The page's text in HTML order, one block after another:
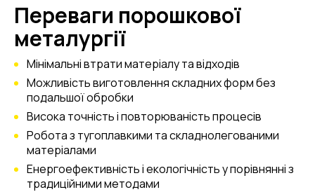
Переваги порошкової
металургії
Мінімальні втрати матеріалу та відходів
Можливість виготовлення складних форм без
подальшої обробки
Висока точність і повторюваність процесів
Робота з тугоплавкими та складнолегованими
матеріалами
Енергоефективність і екологічність у порівнянні з
традиційними методами